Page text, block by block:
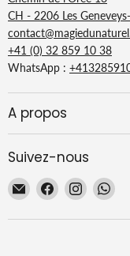
CH - 2206 Les
+41 (0) 32 859 10 38
WhatsApp :
A propos
Suivez-nous
Email
Magie
Trouvez-
nous
sur
Trouvez-
nous
sur
sur